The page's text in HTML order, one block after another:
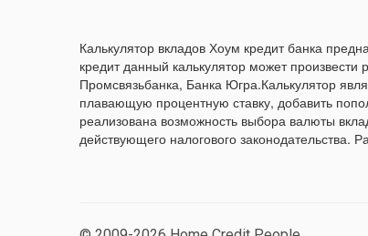
Калькулятор вкладов Хоум кредит банка
кредит данный калькулятор может
Промсвязьбанка, Банка Югра.Калькулятор
плавающую процентную ставку, добавить
реализована возможность выбора валюты
действующего налогового законодательства.